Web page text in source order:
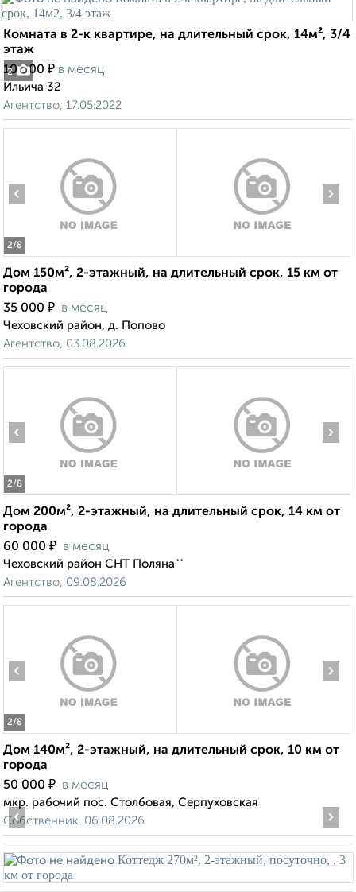
2
Комната в 2-к квартире, на длительный срок, 14м², 3/4
этаж
10 000 ₽ в месяц
Ильича 32
Агентство, 17.05.2022
2/8
‹ ›
Дом 150м², 2-этажный, на длительный срок, 15 км от
города
35 000 ₽ в месяц
Чеховский район, д. Попово
Агентство, 03.08.2026
2/8
‹ ›
Дом 200м², 2-этажный, на длительный срок, 14 км от
города
60 000 ₽ в месяц
Чеховский район СНТ Поляна""
Агентство, 09.08.2026
2/8
‹ ›
Дом 140м², 2-этажный, на длительный срок, 10 км от
города
50 000 ₽ в месяц
мкр. рабочий пос. Столбовая, Серпуховская
Собственник, 06.08.2026
‹ ›